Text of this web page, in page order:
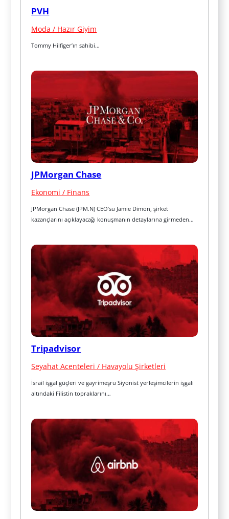
PVH
Moda / Hazır Giyim
Tommy Hilfiger’ın sahibi…
JPMorgan Chase
Ekonomi / Finans
JPMorgan Chase (JPM.N) CEO’su Jamie Dimon, şirket
kazançlarını açıklayacağı konuşmanın detaylarına girmeden…
Tripadvisor
Seyahat Acenteleri / Havayolu Şirketleri
İsrail işgal güçleri ve gayrimeşru Siyonist yerleşimcilerin işgali
altındaki Filistin topraklarını…